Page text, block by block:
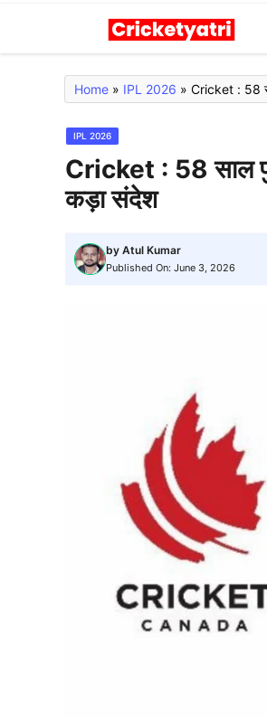
Home » IPL 2026 » Cricket : 58
IPL 2026
Cricket : 58 साल
कड़ा संदेश
by Atul Kumar
Published On: June 3, 2026